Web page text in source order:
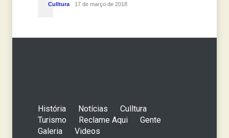
Culltura 17 de março de 2018
História Notícias
Culltura
Turismo
Reclame Aqui
Gente
Galeria
Videos